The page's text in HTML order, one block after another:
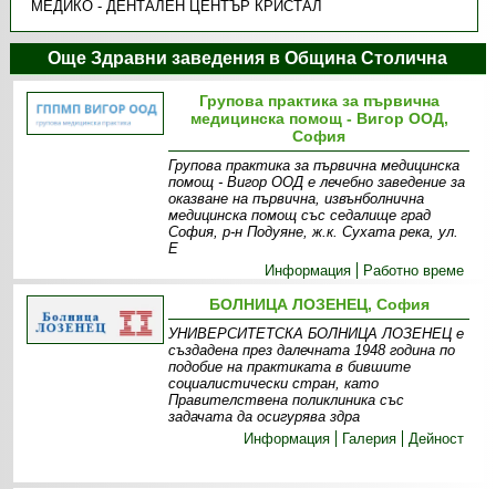
МЕДИКО - ДЕНТАЛЕН ЦЕНТЪР КРИСТАЛ
Още Здравни заведения в Община Столична
Групова практика за първична
медицинска помощ - Вигор ООД,
София
Групова практика за първична медицинска
помощ - Вигор ООД е лечебно заведение за
оказване на първична, извънболнична
медицинска помощ със седалище град
София, р-н Подуяне, ж.к. Сухата река, ул.
Е
Информация
Работно време
БОЛНИЦА ЛОЗЕНЕЦ, София
УНИВЕРСИТЕТСКА БОЛНИЦА ЛОЗЕНЕЦ е
създадена през далечната 1948 година по
подобие на практиката в бившите
социалистически стран, като
Правителствена поликлиника със
задачата да осигурява здра
Информация
Галерия Дейност